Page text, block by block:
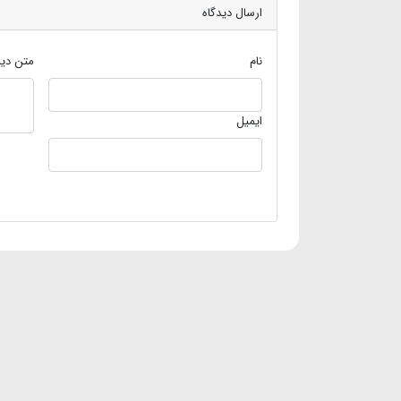
ارسال دیدگاه
نام
ایمیل
متن